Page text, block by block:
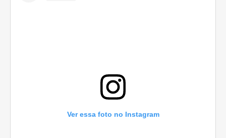
Ver essa foto no Instagram